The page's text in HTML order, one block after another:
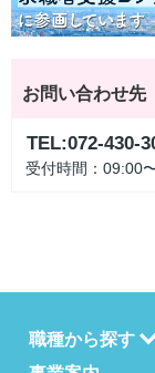
お問い合わせ先
TEL:072-430-
受付時間：09:00
職種から探す